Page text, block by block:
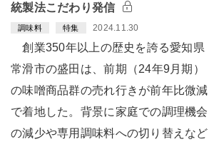
統製法こだわり発信
調味料 特集 2024.11.30
創業350年以上の歴史を誇る愛知県
常滑市の盛田は、前期（24年9月期）
の味噌商品群の売れ行きが前年比微減
で着地した。背景に家庭での調理機会
の減少や専用調味料への切り替えなど